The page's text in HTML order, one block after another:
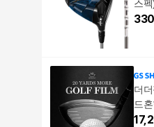
스
더
드